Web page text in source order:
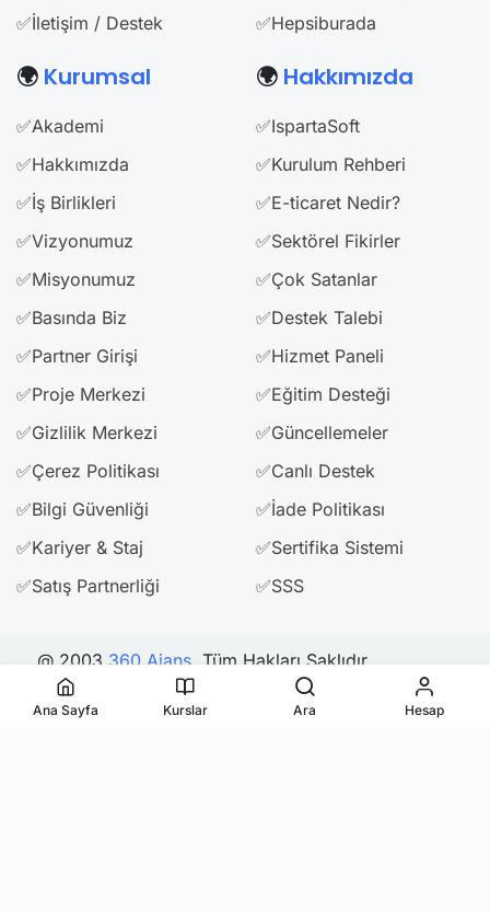
✅İletişim / Destek
✅Hepsiburada
🌍 Kurumsal
✅Akademi
✅Hakkımızda
✅İş Birlikleri
✅Vizyonumuz
✅Misyonumuz
✅Basında Biz
✅Partner Girişi
✅Proje Merkezi
✅Gizlilik Merkezi
✅Çerez Politikası
✅Bilgi Güvenliği
✅Kariyer & Staj
✅Satış Partnerliği
🌍 Hakkımızda
✅IspartaSoft
✅Kurulum Rehberi
✅E-ticaret Nedir?
✅Sektörel Fikirler
✅Çok Satanlar
✅Destek Talebi
✅Hizmet Paneli
✅Eğitim Desteği
✅Güncellemeler
✅Canlı Destek
✅İade Politikası
✅Sertifika Sistemi
✅SSS
@ 2003 360 Ajans. Tüm Hakları Saklıdır.
Ana Sayfa Kurslar Ara Hesap